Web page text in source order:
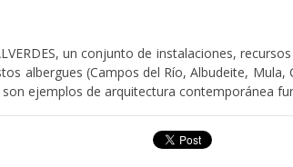
un conjunto de instalaciones,
albergues (Campos del Río, Albudeite,
ejemplos de arquitectura contemporánea